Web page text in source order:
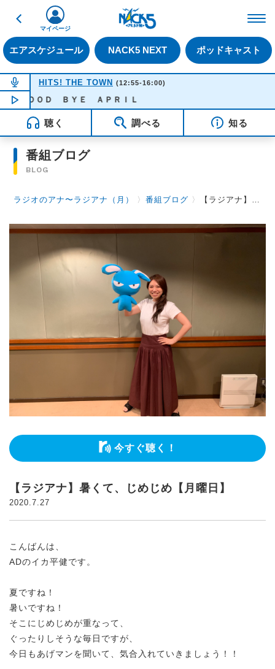
戻る
エアスケジュール NACK5 NEXT ポッドキャスト
マイページ
NOW ON AIR
HITS! THE TOWN (12:55-16:00)
NOW PLAYING 13:55
ＧＯＯＤ ＢＹＥ ＡＰＲＩＬ
聴く 調べる 知る
番組ブログ
BLOG
ラジオのアナ〜ラジアナ（月） 〉番組ブログ 〉 【ラジアナ】暑くて、じめじめ【月曜日】
今すぐ聴く！
【ラジアナ】暑くて、じめじめ【月曜日】
2020.7.27
こんばんは、
ADのイカ平健です。
夏ですね！
暑いですね！
そこにじめじめが重なって、
ぐったりしそうな毎日ですが、
今日もあげマンを聞いて、気合入れていきましょう！！